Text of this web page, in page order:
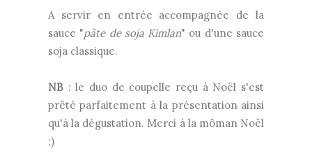
A servir en entrée accompagnée de la
sauce "pâte de soja Kimlan" ou d'une sauce
soja classique.
NB : le duo de coupelle reçu à Noël s'est
prêté parfaitement à la présentation ainsi
qu'à la dégustation. Merci à la môman Noël
;)